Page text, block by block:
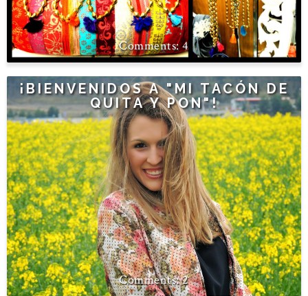
4
¡BIENVENIDOS A "MI TACÓN DE
QUITA Y PON"!
2